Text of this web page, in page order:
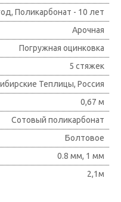
Поликарбонат - 10 лет
Арочная
Погружная оцинковка
5 стяжек
Теплицы, Россия
0,67 м
Сотовый поликарбонат
Болтовое
0.8 мм, 1 мм
2,1м